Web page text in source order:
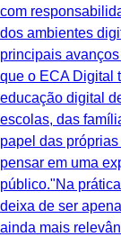
com
dos ambientes
principais
que o ECA Digital
educação digital
escolas, das
papel das
pensar em uma
público."Na
deixa de ser
ainda mais